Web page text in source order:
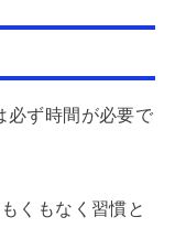
必ず時間が必要で
くもなく習慣と